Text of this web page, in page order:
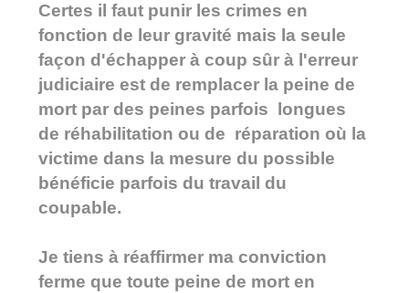
Certes il faut punir les crimes en
fonction de leur gravité mais la seule
façon d'échapper à coup sûr à l'erreur
judiciaire est de remplacer la peine de
mort par des peines parfois longues
de réhabilitation ou de réparation où la
victime dans la mesure du possible
bénéficie parfois du travail du
coupable.
Je tiens à réaffirmer ma conviction
ferme que toute peine de mort en